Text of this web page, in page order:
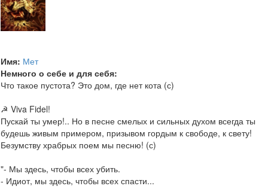
Имя: Мет
Немного о себе и для себя:
Что такое пустота? Это дом, где нет кота (с)
☭ Viva Fidel!
Пускай ты умер!.. Но в песне смелых и сильных духом всегда ты
будешь живым примером, призывом гордым к свободе, к свету!
Безумству храбрых поем мы песню! (с)
"- Мы здесь, чтобы всех убить.
- Идиот, мы здесь, чтобы всех спасти...